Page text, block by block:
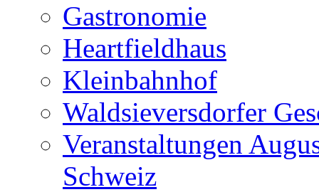
Gastronomie
Heartfieldhaus
Kleinbahnhof
Waldsieversdorfer
Veranstaltungen
Schweiz